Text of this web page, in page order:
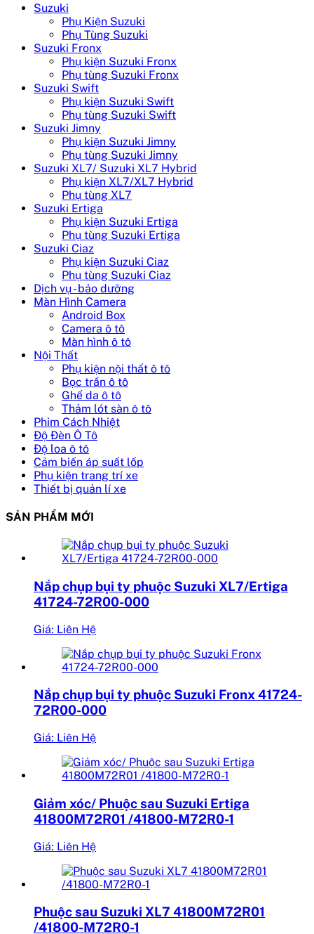
Suzuki
Phụ Kiện Suzuki
Phụ Tùng Suzuki
Suzuki Fronx
Phụ kiện Suzuki Fronx
Phụ tùng Suzuki Fronx
Suzuki Swift
Phụ kiện Suzuki Swift
Phụ tùng Suzuki Swift
Suzuki Jimny
Phụ kiện Suzuki Jimny
Phụ tùng Suzuki Jimny
Suzuki XL7/ Suzuki XL7 Hybrid
Phụ kiện XL7/XL7 Hybrid
Phụ tùng XL7
Suzuki Ertiga
Phụ kiện Suzuki Ertiga
Phụ tùng Suzuki Ertiga
Suzuki Ciaz
Phụ kiện Suzuki Ciaz
Phụ tùng Suzuki Ciaz
Dịch vụ - bảo dưỡng
Màn Hình Camera
Android Box
Camera ô tô
Màn hình ô tô
Nội Thất
Phụ kiện nội thất ô tô
Bọc trần ô tô
Ghế da ô tô
Thảm lót sàn ô tô
Phim Cách Nhiệt
Độ Đèn Ô Tô
Độ loa ô tô
Cảm biến áp suất lốp
Phụ kiện trang trí xe
Thiết bị quản lí xe
SẢN PHẨM MỚI
Nắp chụp bụi ty phuộc Suzuki XL7/Ertiga
41724-72R00-000
Giá: Liên Hệ
Nắp chụp bụi ty phuộc Suzuki Fronx 41724-
72R00-000
Giá: Liên Hệ
Giảm xóc/ Phuộc sau Suzuki Ertiga
41800M72R01 /41800-M72R0-1
Giá: Liên Hệ
Phuộc sau Suzuki XL7 41800M72R01
/41800-M72R0-1